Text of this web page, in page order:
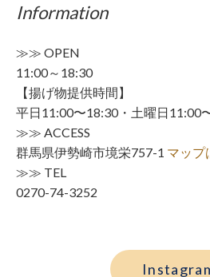
Information
≫≫ OPEN
11:00～18:30
【揚げ物提供時間】
平日11:00〜18:30・土曜日11:00
≫≫ ACCESS
群馬県伊勢崎市境栄757-1 マップ
≫≫ TEL
0270-74-3252